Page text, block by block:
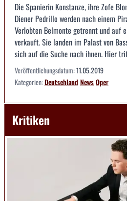
Die Spanierin Konstanze, ihre Zofe
Diener Pedrillo werden nach einem
Verlobten Belmonte getrennt und auf
verkauft. Sie landen im Palast von
sich auf die Suche nach ihnen. Hier
Veröffentlichungsdatum:11.05.2019
Kategorien:DeutschlandNewsOper
Kritiken